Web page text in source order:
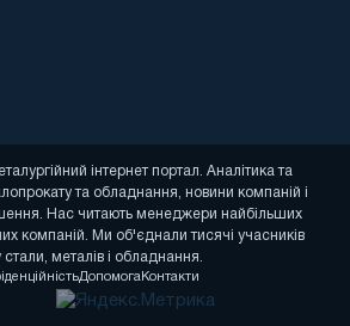
інтернет портал. Аналітика та
та обладнання, новини компаній і
Нас читають менеджери найбільших
компаній. Ми об'єднали тисячі учасників
стали, металів і обладнання.
ДопомогаКонтакти